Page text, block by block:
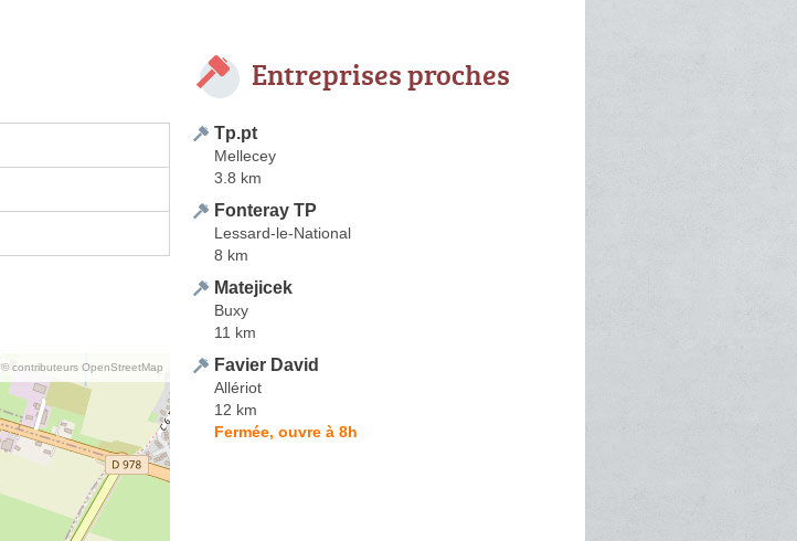
© contributeurs OpenStreetMap
Entreprises proches
Tp.pt
Mellecey
3.8 km
Fonteray TP
Lessard-le-National
8 km
Matejicek
Buxy
11 km
Favier David
Allériot
12 km
Fermée, ouvre à 8h